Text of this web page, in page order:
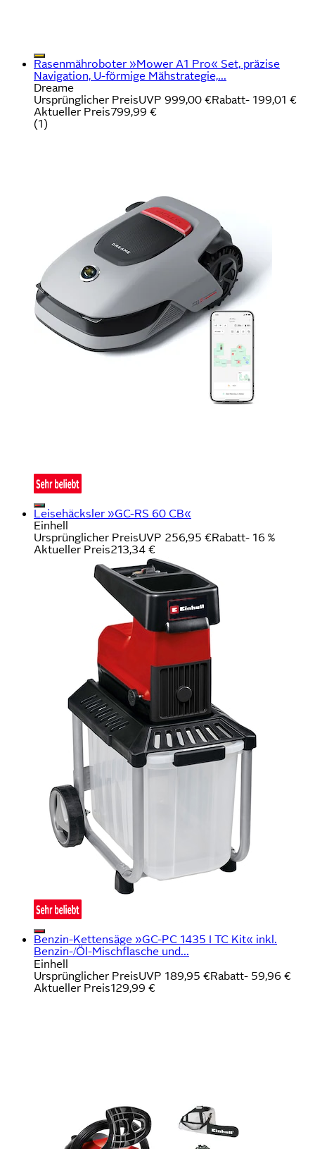
Rasenmähroboter »Mower A1 Pro« Set, präzise
Navigation, U-förmige Mähstrategie,...
Dreame
Ursprünglicher PreisUVP 999,00 €Rabatt- 199,01 €
Aktueller Preis799,99 €
(1)
Leisehäcksler »GC-RS 60 CB«
Einhell
Ursprünglicher PreisUVP 256,95 €Rabatt- 16 %
Aktueller Preis213,34 €
Benzin-Kettensäge »GC-PC 1435 I TC Kit« inkl.
Benzin-/Öl-Mischflasche und...
Einhell
Ursprünglicher PreisUVP 189,95 €Rabatt- 59,96 €
Aktueller Preis129,99 €